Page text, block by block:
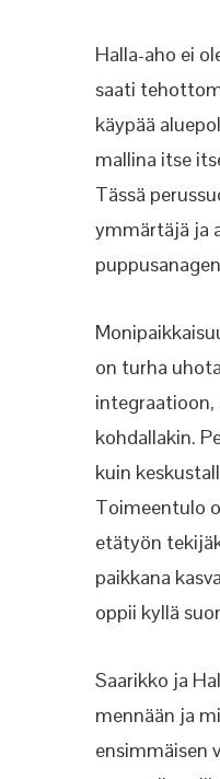
Halla-aho ei
saati
käypää
mallina itse
Tässä
ymmärtäjä ja
on turha
integraatioon,
kohdallakin.
kuin
Toimeentulo
etätyön
paikkana
oppii kyllä
Saarikko ja
mennään ja
ensimmäisen